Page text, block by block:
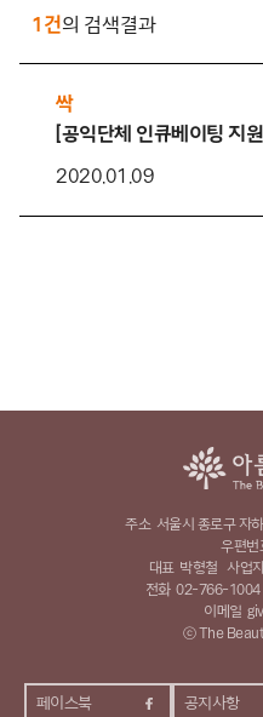
1건의 검색결과
싹
[공익단체 인큐베이팅 지
2020.01.09
페이스북 공지사항
주소 서울시 종로구 자
우편번
대표 박형철 사업
전화 02-766-1004
이메일
ⓒ The